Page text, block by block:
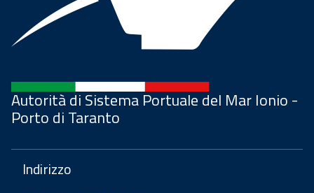
Autorità di Sistema Portuale del Mar Ionio -
Porto di Taranto
Indirizzo